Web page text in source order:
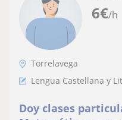
6€/h
Torrelavega
Lengua Castellana y
Doy clases